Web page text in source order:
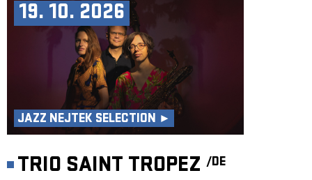
19. 10. 2026
JAZZ NEJTEK SELECTION ►
TRIO SAINT TROPEZ /DE